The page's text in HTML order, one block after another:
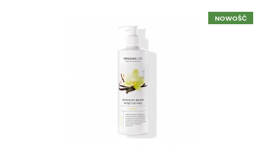
NOWOŚĆ